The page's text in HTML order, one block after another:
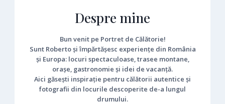
Despre mine
Bun venit pe Portret de Călătorie!
Sunt Roberto și împărtășesc experiențe din România
și Europa: locuri spectaculoase, trasee montane,
orașe, gastronomie și idei de vacanță.
Aici găsești inspirație pentru călătorii autentice și
fotografii din locurile descoperite de-a lungul
drumului.